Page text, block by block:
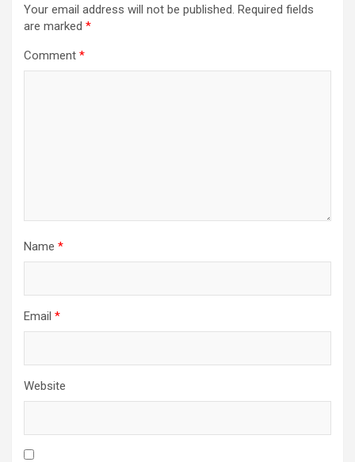
Your email address will not be published. Required fields
are marked *
Comment *
Name *
Email *
Website